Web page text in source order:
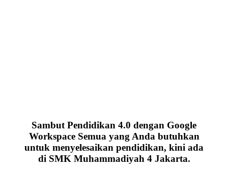
Sambut Pendidikan 4.0 dengan Google
Workspace Semua yang Anda butuhkan
untuk menyelesaikan pendidikan, kini ada
di SMK Muhammadiyah 4 Jakarta.